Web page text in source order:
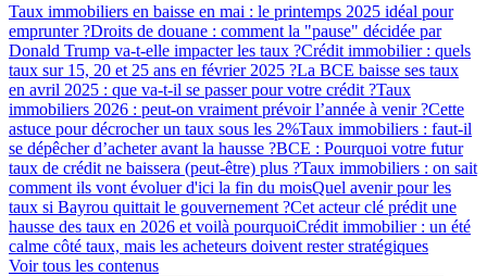
Taux immobiliers en baisse en mai : le printemps 2025 idéal pour
emprunter ?Droits de douane : comment la "pause" décidée par
Donald Trump va-t-elle impacter les taux ?Crédit immobilier : quels
taux sur 15, 20 et 25 ans en février 2025 ?La BCE baisse ses taux
en avril 2025 : que va-t-il se passer pour votre crédit ?Taux
immobiliers 2026 : peut-on vraiment prévoir l’année à venir ?Cette
astuce pour décrocher un taux sous les 2%Taux immobiliers : faut-il
se dépêcher d’acheter avant la hausse ?BCE : Pourquoi votre futur
taux de crédit ne baissera (peut-être) plus ?Taux immobiliers : on sait
comment ils vont évoluer d'ici la fin du moisQuel avenir pour les
taux si Bayrou quittait le gouvernement ?Cet acteur clé prédit une
hausse des taux en 2026 et voilà pourquoiCrédit immobilier : un été
calme côté taux, mais les acheteurs doivent rester stratégiques
Voir tous les contenus